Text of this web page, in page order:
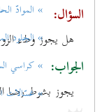
السؤال:
هل يجوز وطء
الجواب:
يجوز بشرط رضا
» الموادّ الحافظة
» الجلود
» كراسي السيّارات
» غسّالات